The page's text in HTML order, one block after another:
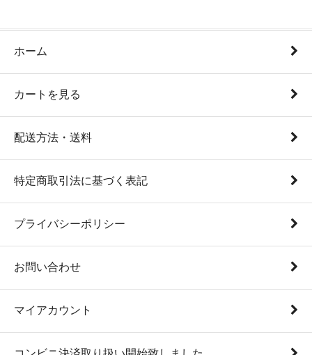
ホーム
カートを見る
配送方法・送料
特定商取引法に基づく表記
プライバシーポリシー
お問い合わせ
マイアカウント